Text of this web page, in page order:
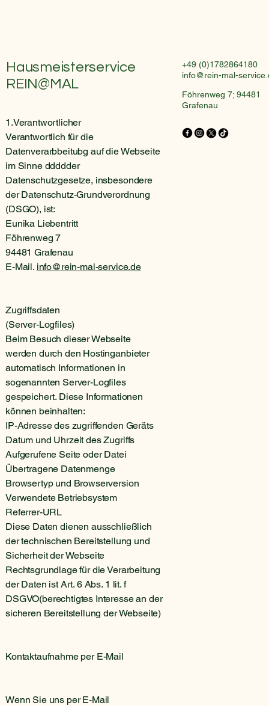
Hausmeisterservice
REIN@MAL
1.Verantwortlicher
Verantwortlich für die
Datenverarbbeitubg auf die Webseite
im Sinne ddddder
Datenschutzgesetze, insbesondere
der Datenschutz-Grundverordnung
(DSGO), ist:
Eunika Liebentritt
Föhrenweg 7
94481 Grafenau
E-Mail. info@rein-mal-service.de
Zugriffsdaten
(Server-Logfiles)
Beim Besuch dieser Webseite
werden durch den Hostinganbieter
automatisch Informationen in
sogenannten Server-Logfiles
gespeichert. Diese Informationen
können beinhalten:
IP-Adresse des zugriffenden Geräts
Datum und Uhrzeit des Zugriffs
Aufgerufene Seite oder Datei
Übertragene Datenmenge
Browsertyp und Browserversion
Verwendete Betriebsystem
Referrer-URL
Diese Daten dienen ausschließlich
der technischen Bereitstellung und
Sicherheit der Webseite
Rechtsgrundlage für die Verarbeitung
der Daten ist Art. 6 Abs. 1 lit. f
DSGVO(berechtigtes Interesse an der
sicheren Bereitstellung der Webseite)
Kontaktaufnahme per E-Mail
Wenn Sie uns per E-Mail
+49 (0)1782864180
info@rein-mal-
Föhrenweg 7; 94481
Grafenau